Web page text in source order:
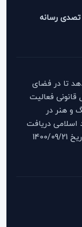
تصدی رسانه
تا در فضای
فعالیت
و هنر در
اسلامی دریافت
شده و با شماره پرونده 12565 در تاریخ 1400/09/21